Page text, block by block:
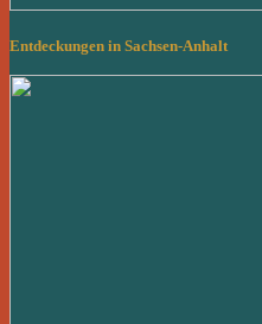
Entdeckungen in Sachsen-Anhalt